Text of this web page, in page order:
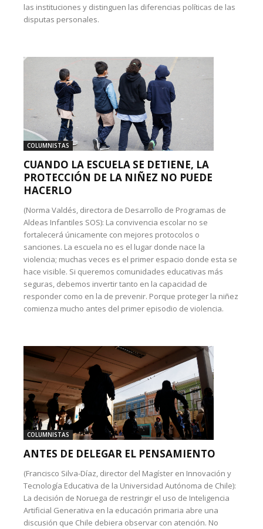
las instituciones y distinguen las diferencias políticas de las
disputas personales.
COLUMNISTAS
CUANDO LA ESCUELA SE DETIENE, LA
PROTECCIÓN DE LA NIÑEZ NO PUEDE
HACERLO
(Norma Valdés, directora de Desarrollo de Programas de
Aldeas Infantiles SOS): La convivencia escolar no se
fortalecerá únicamente con mejores protocolos o
sanciones. La escuela no es el lugar donde nace la
violencia; muchas veces es el primer espacio donde esta se
hace visible. Si queremos comunidades educativas más
seguras, debemos invertir tanto en la capacidad de
responder como en la de prevenir. Porque proteger la niñez
comienza mucho antes del primer episodio de violencia.
COLUMNISTAS
ANTES DE DELEGAR EL PENSAMIENTO
(Francisco Silva-Díaz, director del Magíster en Innovación y
Tecnología Educativa de la Universidad Autónoma de Chile):
La decisión de Noruega de restringir el uso de Inteligencia
Artificial Generativa en la educación primaria abre una
discusión que Chile debiera observar con atención. No